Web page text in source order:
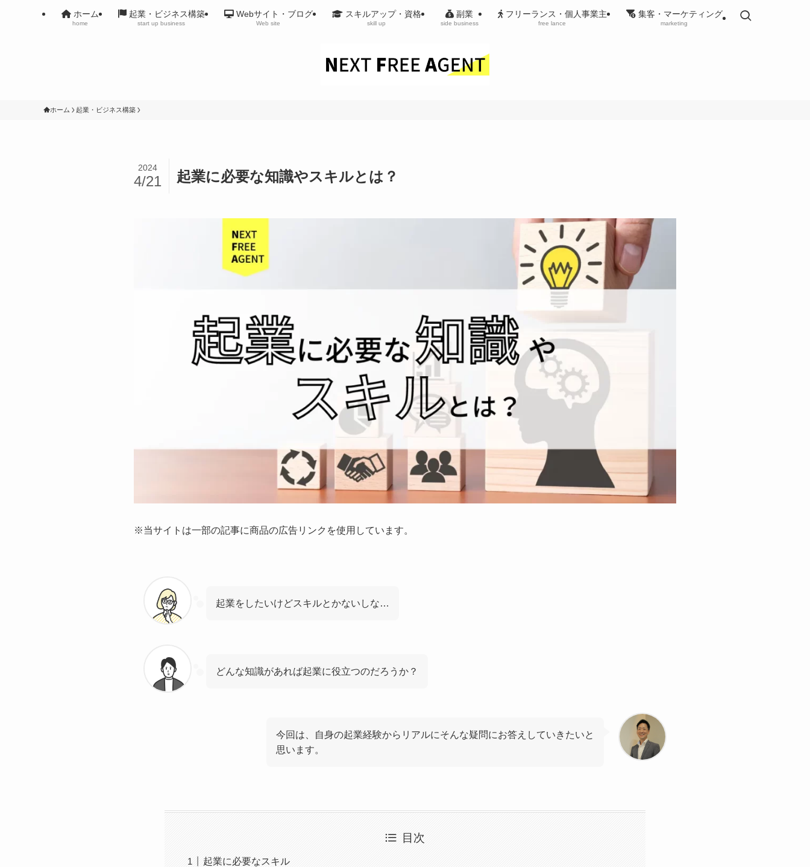
ホーム
home
起業・ビジネス構築
start up business
Webサイト・ブログ
Web site
スキルアップ・資格
skill up
副業
side business
フリーランス・個人事業主
free lance
集客・マーケティング
marketing
ホーム 起業・ビジネス構築
起業に必要な知識やスキルとは？
2024
4/21
※当サイトは一部の記事に商品の広告リンクを使用しています。
起業をしたいけどスキルとかないしな…
どんな知識があれば起業に役立つのだろうか？
今回は、自身の起業経験からリアルにそんな疑問にお答えしていきたいと
思います。
目次
起業に必要なスキル